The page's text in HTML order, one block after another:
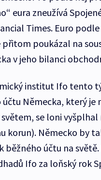
eura zneužívá
Times. Euro
přitom poukázal na
v jeho bilanci
institut Ifo tento
Německa, který
světem, se loni
korun). Německo by
běžného účtu na
Ifo za loňský rok